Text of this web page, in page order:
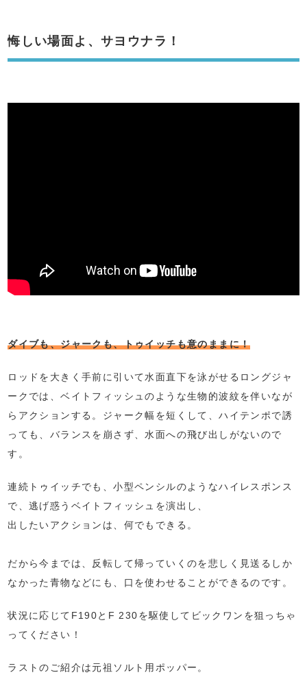
悔しい場面よ、サヨウナラ！
ダイブも、ジャークも、トゥイッチも意のままに！
ロッドを大きく手前に引いて水面直下を泳がせるロングジャ
ークでは、ベイトフィッシュのような生物的波紋を伴いなが
らアクションする。ジャーク幅を短くして、ハイテンポで誘
っても、バランスを崩さず、水面への飛び出しがないので
す。
連続トゥイッチでも、小型ペンシルのようなハイレスポンス
で、逃げ惑うベイトフィッシュを演出し、
出したいアクションは、何でもできる。
だから今までは、反転して帰っていくのを悲しく見送るしか
なかった青物などにも、口を使わせることができるのです。
状況に応じてF190とF 230を駆使してビックワンを狙っちゃ
ってください！
ラストのご紹介は元祖ソルト用ポッパー。